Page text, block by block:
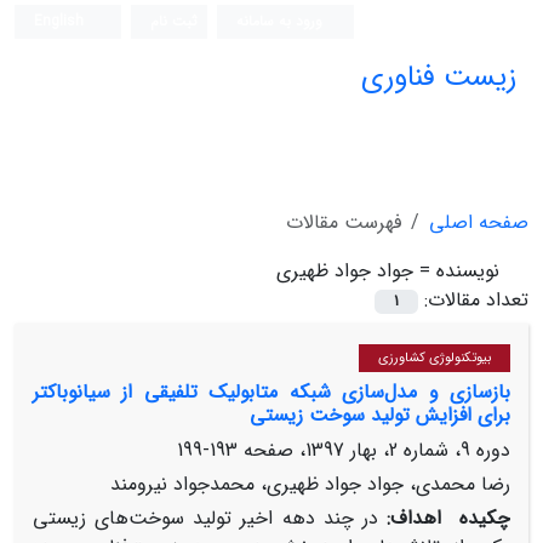
زیست فناوری
صفحه اصلی
فهرست مقالات
نویسنده = جواد جواد ظهیری
تعداد مقالات:
1
بیوتکنولوژی کشاورزی
بازسازی و مدل‌سازی شبکه‌ متابولیک تلفیقی از سیانوباکتر
برای افزایش تولید سوخت زیستی
دوره 9، شماره 2، بهار 1397، صفحه
193-199
رضا محمدی، جواد جواد ظهیری، محمدجواد نیرومند
چکیده
اهداف: در چند دهه اخیر تولید سوخت‌های زیستی